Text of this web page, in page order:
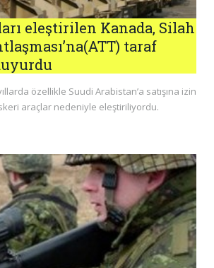
eleştirilen Kanada, Silah
taraf
özellikle Suudi Arabistan’a satışına izin
araçlar nedeniyle eleştiriliyordu.